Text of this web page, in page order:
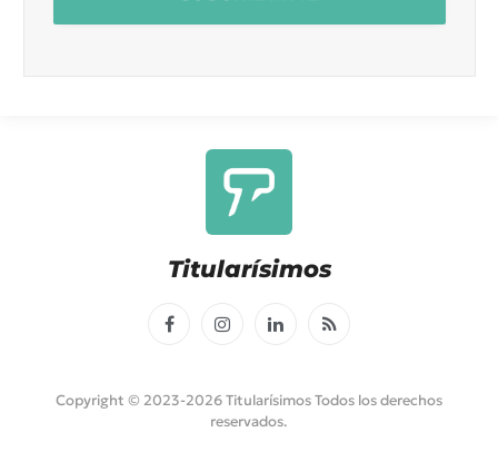
Titularísimos
FacebookInstagramLinkedInRSS
Copyright © 2023-2026 Titularísimos Todos los derechos
reservados.